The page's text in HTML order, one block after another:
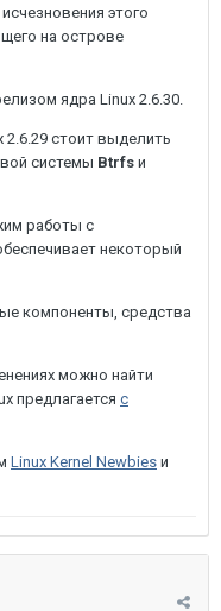
этого
на острове
ядра Linux 2.6.30.
стоит выделить
системы Btrfs и
работы с
некоторый
компоненты, средства
можно найти
предлагается с
Linux Kernel Newbies и